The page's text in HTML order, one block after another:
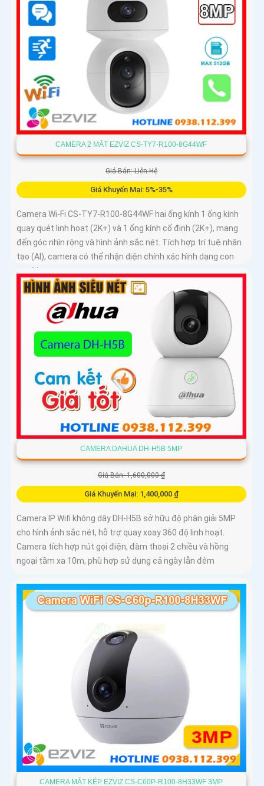
CAMERA 2 MẮT EZVIZ CS-TY7-R100-8G44WF
Giá Bán: Liên Hệ
Giá Khuyến Mại: 5%-35%
Camera Wi-Fi CS-TY7-R100-8G44WF hai ống kính 1 ống kính
quay quét linh hoạt (2K+) và 1 ống kính cố định (2K+), mang
đến góc nhìn rộng và hình ảnh sắc nét. Tích hợp trí tuệ nhân
tạo (AI), camera có thể nhận diện chính xác hình dạng con
người
CAMERA DAHUA DH-H5B 5MP
Giá Bán: 1,600,000 ₫
Giá Khuyến Mại: 1,400,000 ₫
Camera IP Wifi không dây DH-H5B sở hữu độ phân giải 5MP
cho hình ảnh sắc nét, hỗ trợ quay xoay 360 độ linh hoạt.
Camera tích hợp nút gọi điện, đàm thoại 2 chiều và hồng
ngoại tầm xa 10m, phù hợp sử dụng cả ngày lẫn đêm
CAMERA MẮT KÉP EZVIZ CS-C60P-R100-8H33WF 3MP